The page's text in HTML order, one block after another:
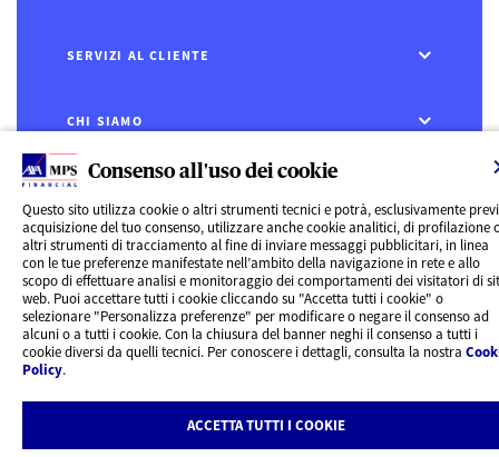
Consenso all'uso dei cookie
Questo sito utilizza cookie o altri strumenti tecnici e potrà, esclusivamente
acquisizione del tuo consenso, utilizzare anche cookie analitici, di profilazione
altri strumenti di tracciamento al fine di inviare messaggi pubblicitari, in linea
con le tue preferenze manifestate nell’ambito della navigazione in rete e allo
scopo di effettuare analisi e monitoraggio dei comportamenti dei visitatori di
web. Puoi accettare tutti i cookie cliccando su "Accetta tutti i cookie" o
selezionare "Personalizza preferenze" per modificare o negare il consenso ad
alcuni o a tutti i cookie. Con la chiusura del banner neghi il consenso a tutti i
cookie diversi da quelli tecnici. Per conoscere i dettagli, consulta la nostra
Policy.
ACCETTA TUTTI I COOKIE
SERVIZI AL CLIENTE
CHI SIAMO
CONTATTI
Privacy
Rivedi le tue scelte sui Cookie
Cookie Policy
Informazioni legali
AXA MPS Financial DAC - VAT Number IE8293822E